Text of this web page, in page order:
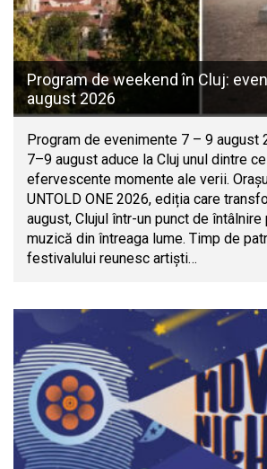
Program de weekend în Cluj:
august 2026
Program de evenimente 7 – 9 august
7–9 august aduce la Cluj unul dintre
efervescente momente ale verii.
UNTOLD ONE 2026, ediția care
august, Clujul într-un punct de
muzică din întreaga lume. Timp de
festivalului reunesc artiști…